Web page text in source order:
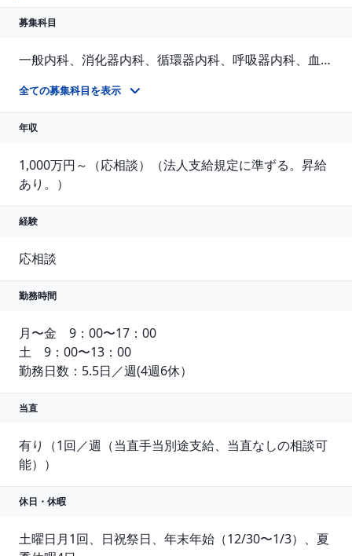
募集科目
一般内科、消化器内科、循環器内科、呼吸器内科、血液内科、脳神経内科、内分泌内科、老人内科、整形外科、リハビリテーション科、人工透析、人間ドック・検診、その他
全ての募集科目を表示
年収
1,000万円～（応相談）（法人支給規定に準ずる。昇給
あり。）
経験
応相談
勤務時間
月〜金　9：00〜17：00
土　9：00〜13：00
勤務日数：5.5日／週(4週6休）
当直
有り（1回／週（当直手当別途支給、当直なしの相談可
能））
休日・休暇
土曜日月1回、日祝祭日、年末年始（12/30〜1/3）、夏